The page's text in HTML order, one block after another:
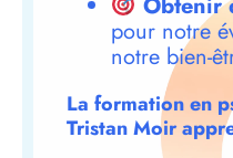
Obtenir
pour notre
notre bien-
La formation en
Tristan Moir